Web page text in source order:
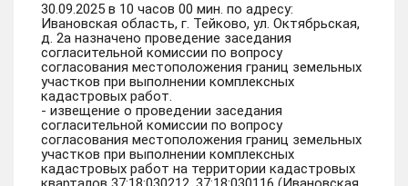
30.09.2025 в 10 часов 00 мин. по адресу:
Ивановская область, г. Тейково, ул. Октябрьская,
д. 2а назначено проведение заседания
согласительной комиссии по вопросу
согласования местоположения границ земельных
участков при выполнении комплексных
кадастровых работ.
- извещение о проведении заседания
согласительной комиссии по вопросу
согласования местоположения границ земельных
участков при выполнении комплексных
кадастровых работ на территории кадастровых